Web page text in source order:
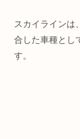
スカイラインは
合した車種とし
す。